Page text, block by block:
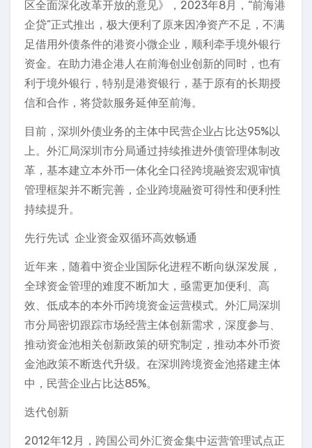
区全面深化改革开放的意见》，2023年8月，“前海港
企贷”正式推出，极大便利了原来因净资产不足，不满
足借用外债条件的港资小微企业，顺利牵手境外银行
资金。在助力港企港人在前海创业创新的同时，也有
利于境外银行，特别是港资银行，基于原有的长期授
信和合作，将贷款服务延伸至前海。
目前，深圳外债业务的主体中民营企业占比达95%以
上。外汇局深圳市分局通过持续推进外债管理体制改
革，基本建立本外币一体化全口径跨境融资宏观审慎
管理框架并不断完善，企业跨境融资可得性和便利性
持续提升。
先行先试 企业资金双循环高效畅通
近年来，随着中资企业国际化进程不断向纵深发展，
全球资金管理的难度不断加大，亟需更加便利、高
效、低成本的本外币跨境资金运营模式。外汇局深圳
市分局密切跟踪市场经营主体创新需求，深度参与、
推动资金池相关创新政策的研究制定，推动本外币资
金池政策不断迭代升级。在深圳跨境资金池搭建主体
中，民营企业占比达85%。
迭代创新
2012年12月，跨国公司外汇资金集中运营管理试点正